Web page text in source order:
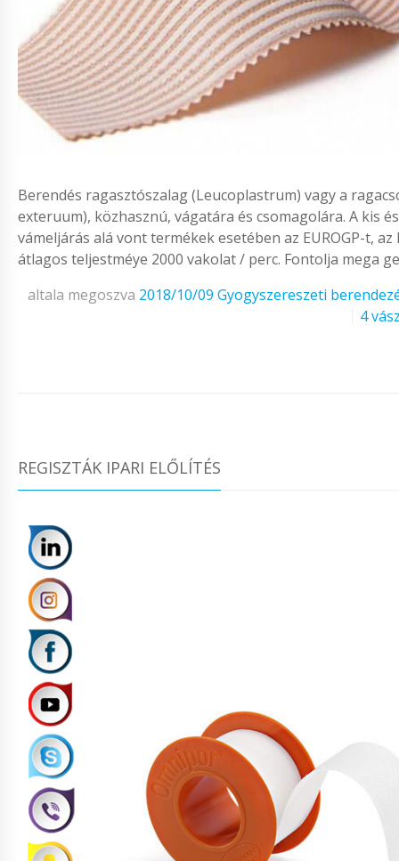
Berendés ragasztószalag (Leucoplastrum) vagy a
exteruum), közhasznú, vágatára és csomagolára. A kis
vámeljárás alá vont termékek esetében az EUROGP-t,
átlagos teljestméye 2000 vakolat / perc. Fontolja mega
altala megoszva 2018/10/09 Gyogyszereszeti
4
REGISZTÁK IPARI ELŐLÍTÉS